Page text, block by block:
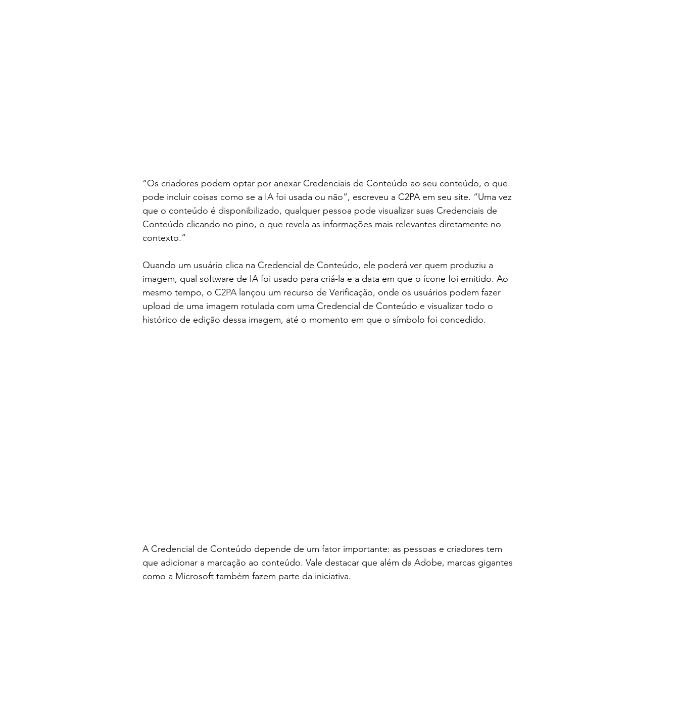
“Os criadores podem optar por anexar Credenciais de Conteúdo ao seu conteúdo, o que
pode incluir coisas como se a IA foi usada ou não”, escreveu a C2PA em seu site. “Uma vez
que o conteúdo é disponibilizado, qualquer pessoa pode visualizar suas Credenciais de
Conteúdo clicando no pino, o que revela as informações mais relevantes diretamente no
contexto.”
Quando um usuário clica na Credencial de Conteúdo, ele poderá ver quem produziu a
imagem, qual software de IA foi usado para criá-la e a data em que o ícone foi emitido. Ao
mesmo tempo, o C2PA lançou um recurso de Verificação, onde os usuários podem fazer
upload de uma imagem rotulada com uma Credencial de Conteúdo e visualizar todo o
histórico de edição dessa imagem, até o momento em que o símbolo foi concedido.
A Credencial de Conteúdo depende de um fator importante: as pessoas e criadores tem
que adicionar a marcação ao conteúdo. Vale destacar que além da Adobe, marcas gigantes
como a Microsoft também fazem parte da iniciativa.